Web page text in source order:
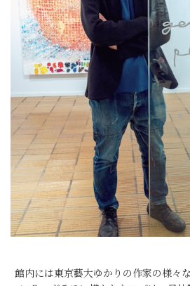
館内には東京藝大ゆかりの作家の様々